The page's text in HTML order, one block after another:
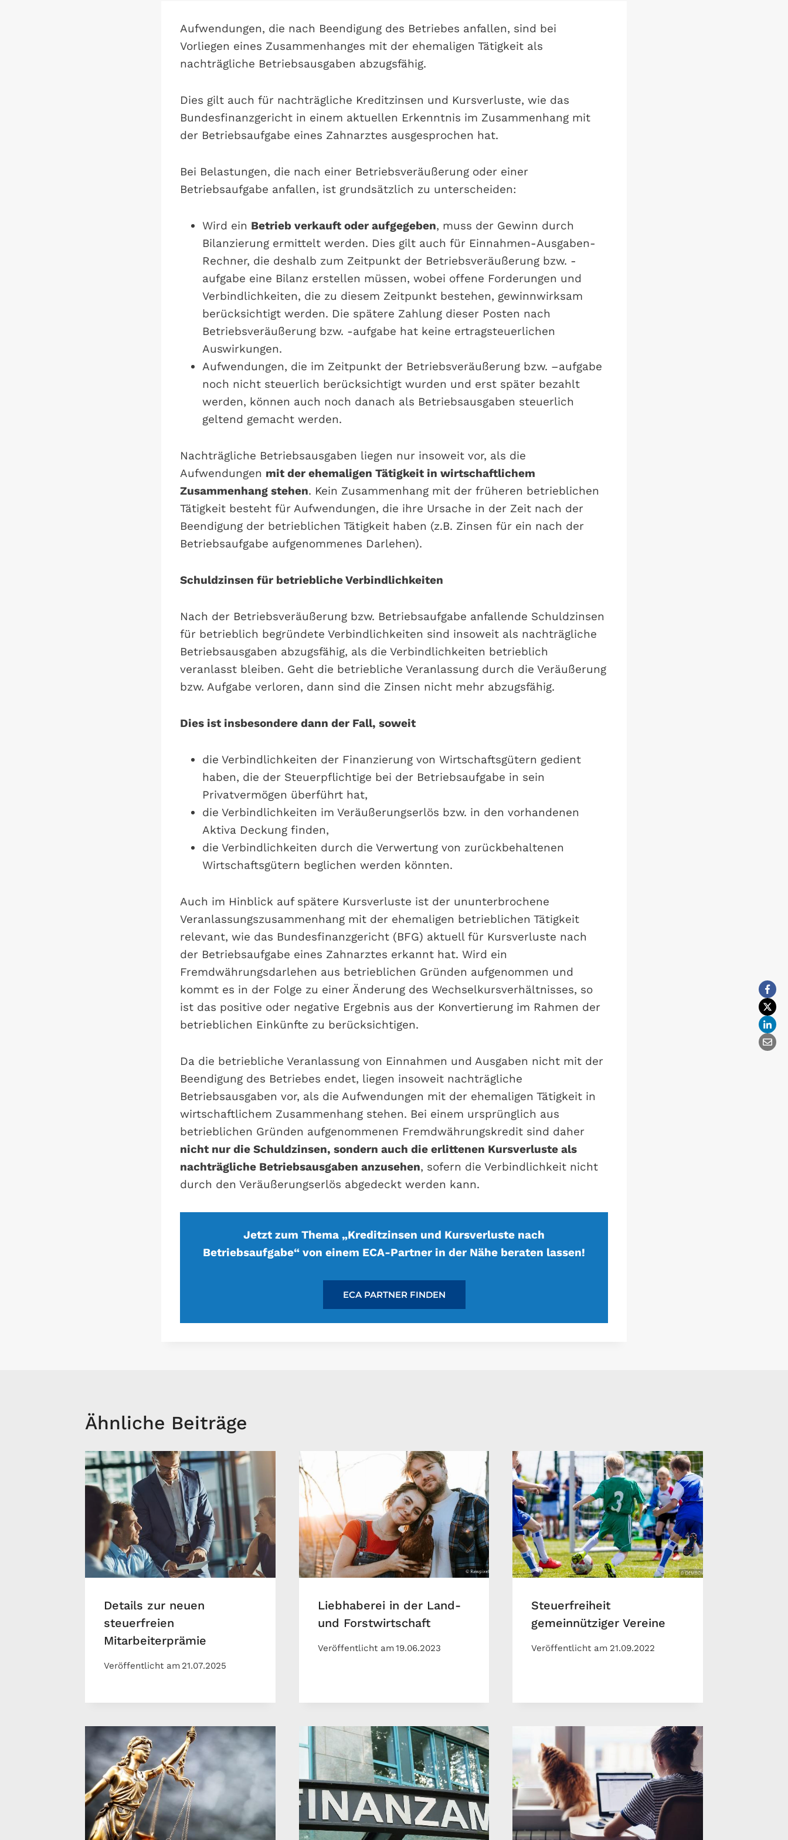
Aufwendungen, die nach Beendigung des Betriebes anfallen, sind bei
Vorliegen eines Zusammenhanges mit der ehemaligen Tätigkeit als
nachträgliche Betriebsausgaben abzugsfähig.
Dies gilt auch für nachträgliche Kreditzinsen und Kursverluste, wie das
Bundesfinanzgericht in einem aktuellen Erkenntnis im Zusammenhang mit
der Betriebsaufgabe eines Zahnarztes ausgesprochen hat.
Bei Belastungen, die nach einer Betriebsveräußerung oder einer
Betriebsaufgabe anfallen, ist grundsätzlich zu unterscheiden:
Wird ein Betrieb verkauft oder aufgegeben, muss der Gewinn durch
Bilanzierung ermittelt werden. Dies gilt auch für Einnahmen-Ausgaben-
Rechner, die deshalb zum Zeitpunkt der Betriebsveräußerung bzw. -
aufgabe eine Bilanz erstellen müssen, wobei offene Forderungen und
Verbindlichkeiten, die zu diesem Zeitpunkt bestehen, gewinnwirksam
berücksichtigt werden. Die spätere Zahlung dieser Posten nach
Betriebsveräußerung bzw. -aufgabe hat keine ertragsteuerlichen
Auswirkungen.
Aufwendungen, die im Zeitpunkt der Betriebsveräußerung bzw. –aufgabe
noch nicht steuerlich berücksichtigt wurden und erst später bezahlt
werden, können auch noch danach als Betriebsausgaben steuerlich
geltend gemacht werden.
Nachträgliche Betriebsausgaben liegen nur insoweit vor, als die
Aufwendungen mit der ehemaligen Tätigkeit in wirtschaftlichem
Zusammenhang stehen. Kein Zusammenhang mit der früheren betrieblichen
Tätigkeit besteht für Aufwendungen, die ihre Ursache in der Zeit nach der
Beendigung der betrieblichen Tätigkeit haben (z.B. Zinsen für ein nach der
Betriebsaufgabe aufgenommenes Darlehen).
Schuldzinsen für betriebliche Verbindlichkeiten
Nach der Betriebsveräußerung bzw. Betriebsaufgabe anfallende Schuldzinsen
für betrieblich begründete Verbindlichkeiten sind insoweit als nachträgliche
Betriebsausgaben abzugsfähig, als die Verbindlichkeiten betrieblich
veranlasst bleiben. Geht die betriebliche Veranlassung durch die Veräußerung
bzw. Aufgabe verloren, dann sind die Zinsen nicht mehr abzugsfähig.
Dies ist insbesondere dann der Fall, soweit
die Verbindlichkeiten der Finanzierung von Wirtschaftsgütern gedient
haben, die der Steuerpflichtige bei der Betriebsaufgabe in sein
Privatvermögen überführt hat,
die Verbindlichkeiten im Veräußerungserlös bzw. in den vorhandenen
Aktiva Deckung finden,
die Verbindlichkeiten durch die Verwertung von zurückbehaltenen
Wirtschaftsgütern beglichen werden könnten.
Auch im Hinblick auf spätere Kursverluste ist der ununterbrochene
Veranlassungszusammenhang mit der ehemaligen betrieblichen Tätigkeit
relevant, wie das Bundesfinanzgericht (BFG) aktuell für Kursverluste nach
der Betriebsaufgabe eines Zahnarztes erkannt hat. Wird ein
Fremdwährungsdarlehen aus betrieblichen Gründen aufgenommen und
kommt es in der Folge zu einer Änderung des Wechselkursverhältnisses, so
ist das positive oder negative Ergebnis aus der Konvertierung im Rahmen der
betrieblichen Einkünfte zu berücksichtigen.
Da die betriebliche Veranlassung von Einnahmen und Ausgaben nicht mit der
Beendigung des Betriebes endet, liegen insoweit nachträgliche
Betriebsausgaben vor, als die Aufwendungen mit der ehemaligen Tätigkeit in
wirtschaftlichem Zusammenhang stehen. Bei einem ursprünglich aus
betrieblichen Gründen aufgenommenen Fremdwährungskredit sind daher
nicht nur die Schuldzinsen, sondern auch die erlittenen Kursverluste als
nachträgliche Betriebsausgaben anzusehen, sofern die Verbindlichkeit nicht
durch den Veräußerungserlös abgedeckt werden kann.
Jetzt zum Thema „Kreditzinsen und Kursverluste nach
Betriebsaufgabe“ von einem ECA-Partner in der Nähe beraten lassen!
ECA PARTNER FINDEN
Ähnliche Beiträge
Details zur neuen
steuerfreien
Mitarbeiterprämie
Veröffentlicht am 21.07.2025
Liebhaberei in der Land-
und Forstwirtschaft
Veröffentlicht am19.06.2023
Steuerfreiheit
gemeinnütziger Vereine
Veröffentlicht am 21.09.2022